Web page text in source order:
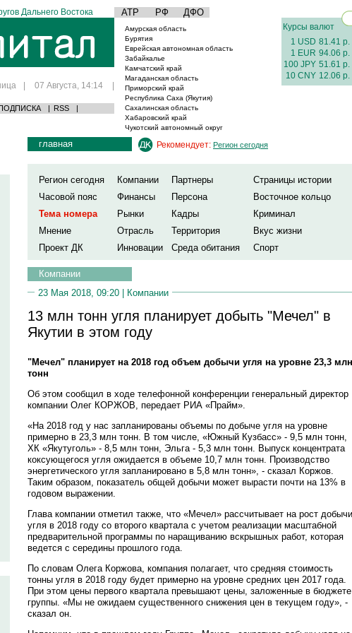
Дальнего Востока АТР РФ ДФО
| 07 Августа, 14:14 |
| RSS |
Амурская область
Бурятия
Еврейская автономная область
Забайкалье
Камчатский край
Магаданская область
Приморский край
Республика Саха (Якутия)
Сахалинская область
Хабаровский край
Чукотский автономный округ
Курсы валют
1 USD 81.41 р.
1 EUR 94.06 р.
100 JPY 51.61 р.
10 CNY 12.06 р.
главная Рекомендует: Регион сегодня
Регион сегодня Компании Партнеры
Страницы истории
Часовой пояс
Финансы Персона
Восточное кольцо
Тема номера
Рынки Кадры
Криминал
Мнение
Отрасль Территория
Вкус жизни
Проект ДК
Инновации Среда обитания Спорт
Компании
23 Мая 2018, 09:20 | Компании
13 млн тонн угля планирует добыть "Мечел" в
Якутии в этом году
"Мечел" планирует на 2018 год объем добычи угля на уровне 23,3 млн
тонн
Об этом сообщил в ходе телефонной конференции генеральный директор
компании Олег КОРЖОВ, передает РИА «Прайм».
«На 2018 год у нас запланированы объемы по добыче угля на уровне
примерно в 23,3 млн тонн. В том числе, «Южный Кузбасс» - 9,5 млн тонн,
ХК «Якутуголь» - 8,5 млн тонн, Эльга - 5,3 млн тонн. Выпуск концентрата
коксующегося угля ожидается в объеме 10,7 млн тонн. Производство
энергетического угля запланировано в 5,8 млн тонн», - сказал Коржов.
Таким образом, показатель общей добычи может вырасти почти на 13% в
годовом выражении.
Глава компании отметил также, что «Мечел» рассчитывает на рост добычи
угля в 2018 году со второго квартала с учетом реализации масштабной
предварительной программы по наращиванию вскрышных работ, которая
ведется с середины прошлого года.
По словам Олега Коржова, компания полагает, что средняя стоимость
тонны угля в 2018 году будет примерно на уровне средних цен 2017 года.
При этом цены первого квартала превышают цены, заложенные в бюджете
группы. «Мы не ожидаем существенного снижения цен в текущем году», -
сказал он.